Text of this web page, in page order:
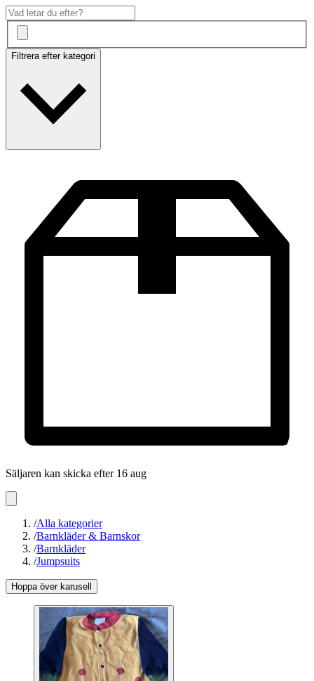
Filtrera efter kategori
Säljaren kan skicka efter 16 aug
/Alla kategorier
/Barnkläder & Barnskor
/Barnkläder
/Jumpsuits
Hoppa över karusell